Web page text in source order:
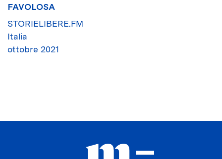
FAVOLOSA
STORIELIBERE.FM
Italia
ottobre 2021